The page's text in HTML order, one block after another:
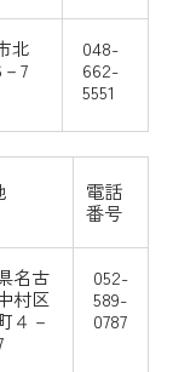
北
7
048-
662-
5551
電話
番号
名古
村区
４－
052-
589-
0787